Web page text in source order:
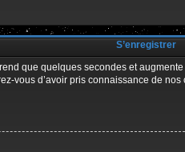
S’enregistrer
que quelques secondes et
vous d’avoir pris connaissance de